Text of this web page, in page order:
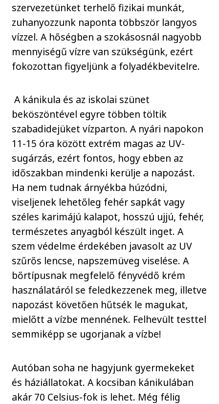
szervezetünket terhelő fizikai munkát,
zuhanyozzunk naponta többször langyos
vízzel. A hőségben a szokásosnál nagyobb
mennyiségű vízre van szükségünk, ezért
fokozottan figyeljünk a folyadékbevitelre.
A kánikula és az iskolai szünet
beköszöntével egyre többen töltik
szabadidejüket vízparton. A nyári napokon
11-15 óra között extrém magas az UV-
sugárzás, ezért fontos, hogy ebben az
időszakban mindenki kerülje a napozást.
Ha nem tudnak árnyékba húzódni,
viseljenek lehetőleg fehér sapkát vagy
széles karimájú kalapot, hosszú ujjú, fehér,
természetes anyagból készült inget. A
szem védelme érdekében javasolt az UV
szűrős lencse, napszemüveg viselése. A
bőrtípusnak megfelelő fényvédő krém
használatáról se feledkezzenek meg, illetve
napozást követően hűtsék le magukat,
mielőtt a vízbe mennének. Felhevült testtel
semmiképp se ugorjanak a vízbe!
Autóban soha ne hagyjunk gyermekeket
és háziállatokat. A kocsiban kánikulában
akár 70 Celsius-fok is lehet. Még félig